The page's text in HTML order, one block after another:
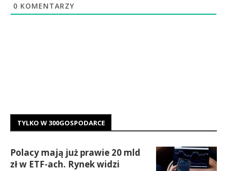
0 KOMENTARZY
TYLKO W 300GOSPODARCE
Polacy mają już prawie 20 mld
zł w ETF-ach. Rynek widzi